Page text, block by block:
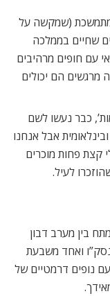
(שמקשה על
שחיים בממלכה
עם חופים מרהיבים
מרגשים הם יכולים
כבר נעשו לשם
אבל אנחנו
קצת פחות מוכרים
לעיל.
155 קילומטר ונמתח בין מערב דבון
ואחד משבעת
נופים דרמטיים של